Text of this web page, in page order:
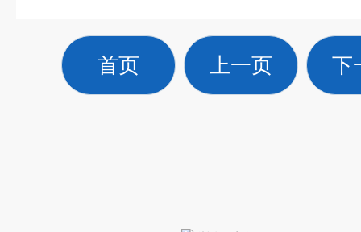
首页 上一页 下